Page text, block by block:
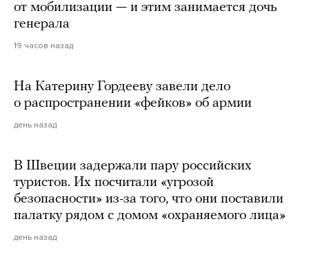
от мобилизации — и этим занимается дочь
генерала
19 часов назад
На Катерину Гордееву завели дело
о распространении «фейков» об армии
день назад
В Швеции задержали пару российских
туристов. Их посчитали «угрозой
безопасности» из-за того, что они поставили
палатку рядом с домом «охраняемого лица»
день назад